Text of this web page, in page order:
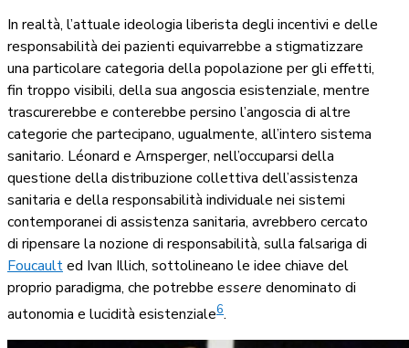
In realtà, l’attuale ideologia liberista degli incentivi e delle
responsabilità dei pazienti equivarrebbe a stigmatizzare
una particolare categoria della popolazione per gli effetti,
fin troppo visibili, della sua angoscia esistenziale, mentre
trascurerebbe e conterebbe persino l’angoscia di altre
categorie che partecipano, ugualmente, all’intero sistema
sanitario. Léonard e Arnsperger, nell’occuparsi della
questione della distribuzione collettiva dell’assistenza
sanitaria e della responsabilità individuale nei sistemi
contemporanei di assistenza sanitaria, avrebbero cercato
di ripensare la nozione di responsabilità, sulla falsariga di
Foucaulted Ivan Illich, sottolineano le idee chiave del
proprio paradigma, che potrebbe essere denominato di
autonomia e lucidità esistenziale6.